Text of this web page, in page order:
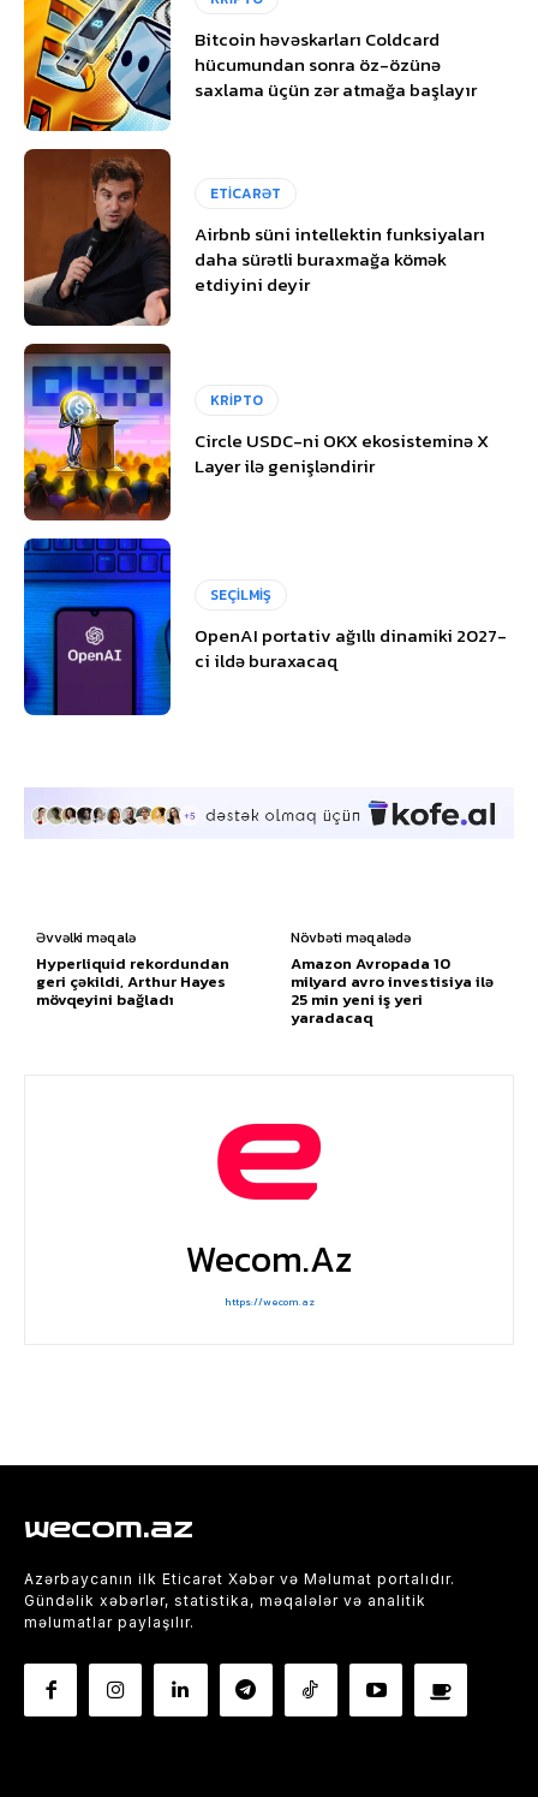
Bitcoin həvəskarları Coldcard
hücumundan sonra öz-özünə
saxlama üçün zər atmağa başlayır
ETİCARƏT
Airbnb süni intellektin funksiyaları
daha sürətli buraxmağa kömək
etdiyini deyir
KRİPTO
Circle USDC-ni OKX ekosisteminə X
Layer ilə genişləndirir
SEÇİLMİŞ
OpenAI portativ ağıllı dinamiki 2027-
ci ildə buraxacaq
Əvvəlki məqalə
Hyperliquid rekordundan
geri çəkildi, Arthur Hayes
mövqeyini bağladı
Növbəti məqalədə
Amazon Avropada 10
milyard avro investisiya ilə
25 min yeni iş yeri
yaradacaq
Wecom.az
https://wecom.az
wecom.az
Azərbaycanın ilk Eticarət Xəbər və Məlumat portalıdır.
Gündəlik xəbərlər, statistika, məqalələr və analitik
məlumatlar paylaşılır.